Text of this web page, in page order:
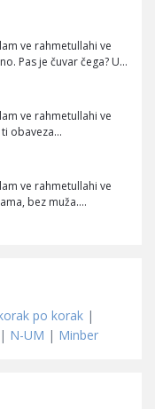
ve rahmetullahi ve
Pas je čuvar čega? U…
ve rahmetullahi ve
obaveza…
ve rahmetullahi ve
bez muža.…
po korak |
| N-UM | Minber